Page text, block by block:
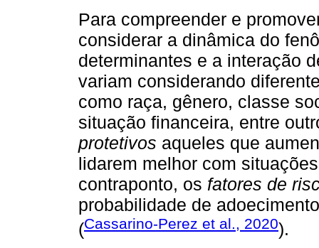
Para compreender e
considerar a dinâmica do
determinantes e a interação
variam considerando
como raça, gênero, classe
situação financeira, entre
protetivos aqueles que
lidarem melhor com
contraponto, os fatores de
probabilidade de
(Cassarino-Perez et al., 2020).